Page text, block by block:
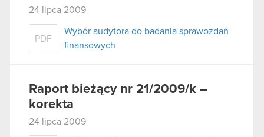
24 lipca 2009
PDF
Wybór audytora do badania sprawozdań
finansowych
Raport bieżący nr 21/2009/k –
korekta
24 lipca 2009